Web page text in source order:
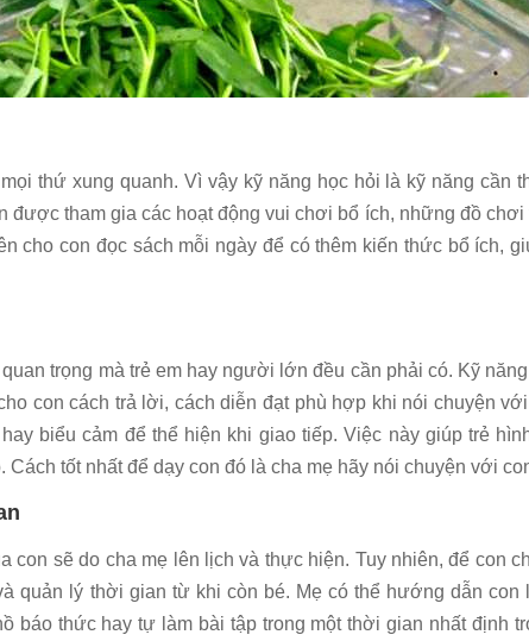
thứ xung quanh. Vì vậy kỹ năng học hỏi là kỹ năng cần
được tham gia các hoạt động vui chơi bổ ích, những đồ
cho con đọc sách mỗi ngày để có thêm kiến thức bổ ích,
trọng mà trẻ em hay người lớn đều cần phải có. Kỹ
con cách trả lời, cách diễn đạt phù hợp khi nói chuyện
biểu cảm để thể hiện khi giao tiếp. Việc này giúp trẻ
Cách tốt nhất để dạy con đó là cha mẹ hãy nói chuyện với
con sẽ do cha mẹ lên lịch và thực hiện. Tuy nhiên, để con
quản lý thời gian từ khi còn bé. Mẹ có thể hướng dẫn
báo thức hay tự làm bài tập trong một thời gian nhất định